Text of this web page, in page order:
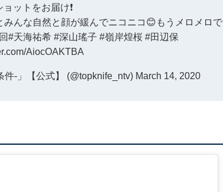
ョットをお届け❗️
んな自然と顔が緩んでニコニコ😊もうメロメロで
#天海祐希 #深山瑤子 #嶺岸煌桜 #田辺保
AiocOAKTBA
-」【公式】 (@topknife_ntv) March 14, 2020